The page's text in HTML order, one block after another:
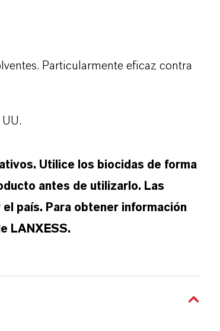
Particularmente eficaz contra
Utilice los biocidas de forma
antes de utilizarlo. Las
país. Para obtener información
LANXESS.